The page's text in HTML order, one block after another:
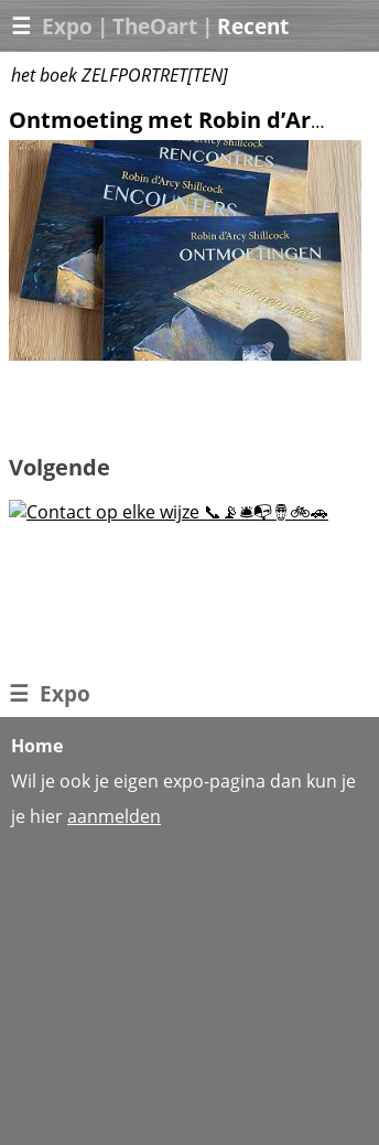
☰ Expo | TheOart | Recent
het boek ZELFPORTRET[TEN]
Ontmoeting met Robin d’Arcy Shillcock
Volgende
☰ Expo
Home
Wil je ook je eigen expo-pagina dan kun je
je hieraanmelden